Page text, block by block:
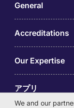
General
Accreditations
Our Expertise
アプリ
We and our